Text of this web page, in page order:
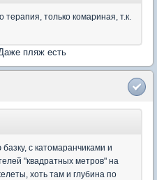
терапия, только комариная, т.к.
пляж есть
с катомаранчиками и
"квадратных метров" на
хоть там и глубина по